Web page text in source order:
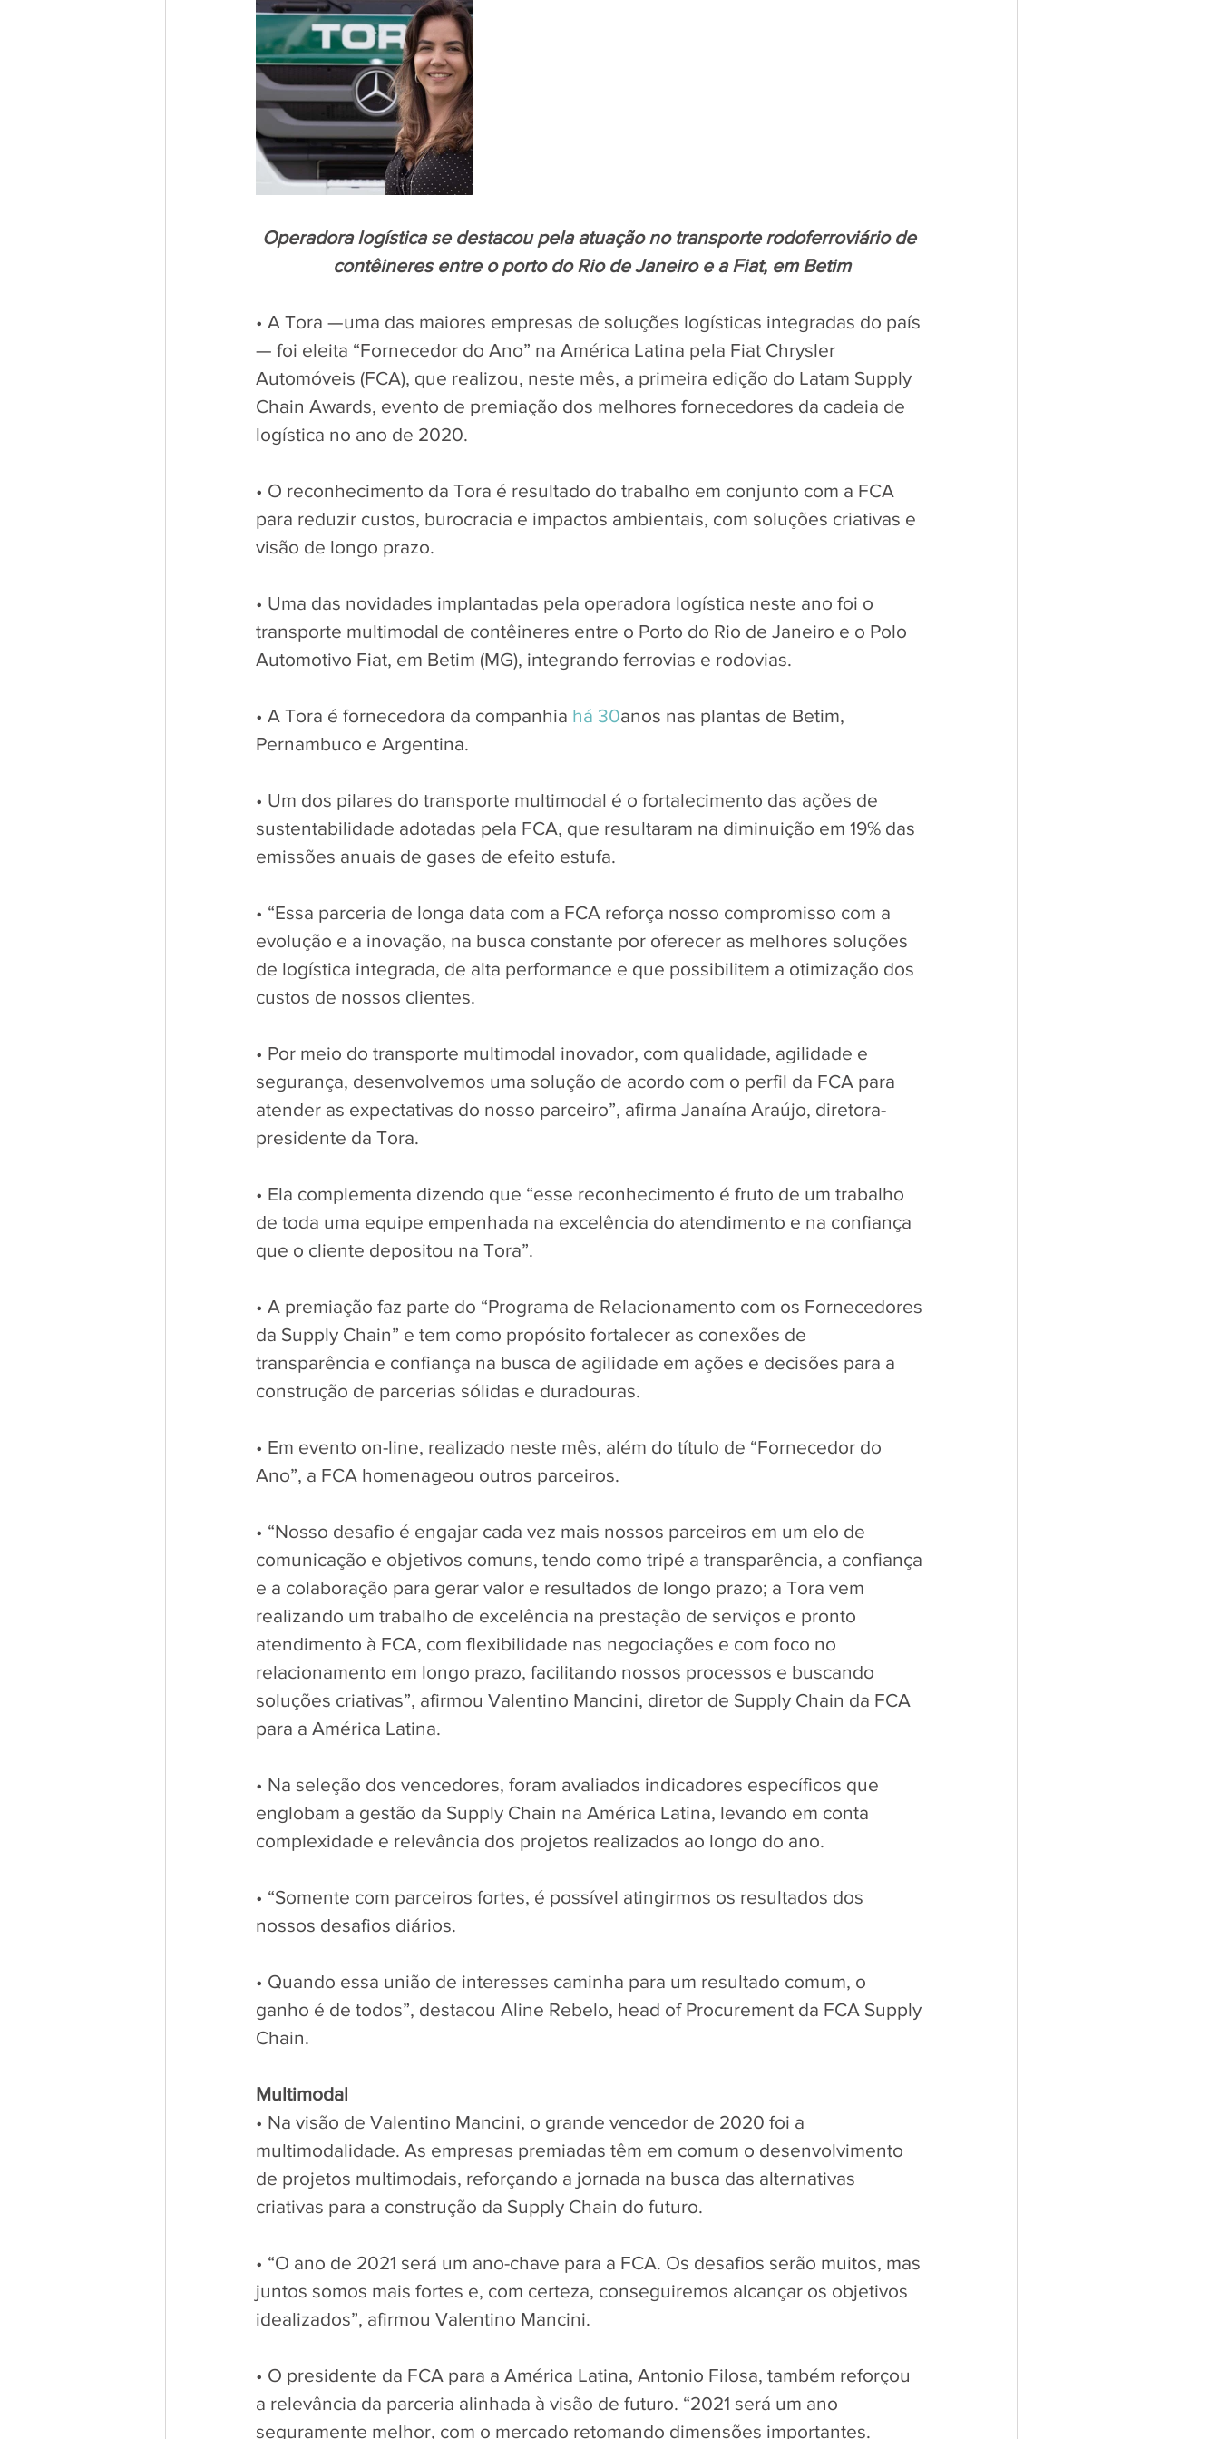
Operadora logística se destacou pela atuação no transporte rodoferroviário de
contêineres entre o porto do Rio de Janeiro e a Fiat, em Betim
• A Tora —uma das maiores empresas de soluções logísticas integradas do país
— foi eleita “Fornecedor do Ano” na América Latina pela Fiat Chrysler
Automóveis (FCA), que realizou, neste mês, a primeira edição do Latam Supply
Chain Awards, evento de premiação dos melhores fornecedores da cadeia de
logística no ano de 2020.
• O reconhecimento da Tora é resultado do trabalho em conjunto com a FCA
para reduzir custos, burocracia e impactos ambientais, com soluções criativas e
visão de longo prazo.
• Uma das novidades implantadas pela operadora logística neste ano foi o
transporte multimodal de contêineres entre o Porto do Rio de Janeiro e o Polo
Automotivo Fiat, em Betim (MG), integrando ferrovias e rodovias.
• A Tora é fornecedora da companhia há 30anos nas plantas de Betim,
Pernambuco e Argentina.
• Um dos pilares do transporte multimodal é o fortalecimento das ações de
sustentabilidade adotadas pela FCA, que resultaram na diminuição em 19% das
emissões anuais de gases de efeito estufa.
• “Essa parceria de longa data com a FCA reforça nosso compromisso com a
evolução e a inovação, na busca constante por oferecer as melhores soluções
de logística integrada, de alta performance e que possibilitem a otimização dos
custos de nossos clientes.
• Por meio do transporte multimodal inovador, com qualidade, agilidade e
segurança, desenvolvemos uma solução de acordo com o perfil da FCA para
atender as expectativas do nosso parceiro”, afirma Janaína Araújo, diretora-
presidente da Tora.
• Ela complementa dizendo que “esse reconhecimento é fruto de um trabalho
de toda uma equipe empenhada na excelência do atendimento e na confiança
que o cliente depositou na Tora”.
• A premiação faz parte do “Programa de Relacionamento com os Fornecedores
da Supply Chain” e tem como propósito fortalecer as conexões de
transparência e confiança na busca de agilidade em ações e decisões para a
construção de parcerias sólidas e duradouras.
• Em evento on-line, realizado neste mês, além do título de “Fornecedor do
Ano”, a FCA homenageou outros parceiros.
• “Nosso desafio é engajar cada vez mais nossos parceiros em um elo de
comunicação e objetivos comuns, tendo como tripé a transparência, a confiança
e a colaboração para gerar valor e resultados de longo prazo; a Tora vem
realizando um trabalho de excelência na prestação de serviços e pronto
atendimento à FCA, com flexibilidade nas negociações e com foco no
relacionamento em longo prazo, facilitando nossos processos e buscando
soluções criativas”, afirmou Valentino Mancini, diretor de Supply Chain da FCA
para a América Latina.
• Na seleção dos vencedores, foram avaliados indicadores específicos que
englobam a gestão da Supply Chain na América Latina, levando em conta
complexidade e relevância dos projetos realizados ao longo do ano.
• “Somente com parceiros fortes, é possível atingirmos os resultados dos
nossos desafios diários.
• Quando essa união de interesses caminha para um resultado comum, o
ganho é de todos”, destacou Aline Rebelo, head of Procurement da FCA Supply
Chain.
Multimodal
• Na visão de Valentino Mancini, o grande vencedor de 2020 foi a
multimodalidade. As empresas premiadas têm em comum o desenvolvimento
de projetos multimodais, reforçando a jornada na busca das alternativas
criativas para a construção da Supply Chain do futuro.
• “O ano de 2021 será um ano-chave para a FCA. Os desafios serão muitos, mas
juntos somos mais fortes e, com certeza, conseguiremos alcançar os objetivos
idealizados”, afirmou Valentino Mancini.
• O presidente da FCA para a América Latina, Antonio Filosa, também reforçou
a relevância da parceria alinhada à visão de futuro. “2021 será um ano
seguramente melhor, com o mercado retomando dimensões importantes.